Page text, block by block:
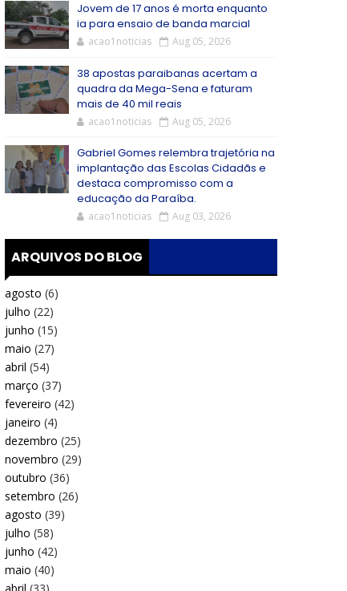
Jovem de 17 anos é morta enquanto
ia para ensaio de banda marcial
acao1noticias Aug 05, 2026
38 apostas paraibanas acertam a
quadra da Mega-Sena e faturam
mais de 40 mil reais
acao1noticias Aug 05, 2026
Gabriel Gomes relembra trajetória na
implantação das Escolas Cidadãs e
destaca compromisso com a
educação da Paraíba.
acao1noticias Aug 03, 2026
ARQUIVOS DO BLOG
agosto (6)
julho (22)
junho (15)
maio (27)
abril (54)
março (37)
fevereiro (42)
janeiro (4)
dezembro (25)
novembro (29)
outubro (36)
setembro (26)
agosto (39)
julho (58)
junho (42)
maio (40)
abril (33)